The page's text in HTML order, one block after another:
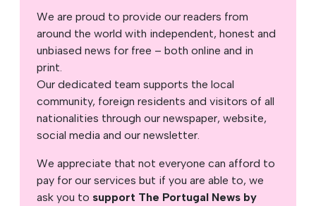
We are proud to provide our readers from
around the world with independent, honest and
unbiased news for free – both online and in
print.
Our dedicated team supports the local
community, foreign residents and visitors of all
nationalities through our newspaper, website,
social media and our newsletter.
We appreciate that not everyone can afford to
pay for our services but if you are able to, we
ask you to support The Portugal News by